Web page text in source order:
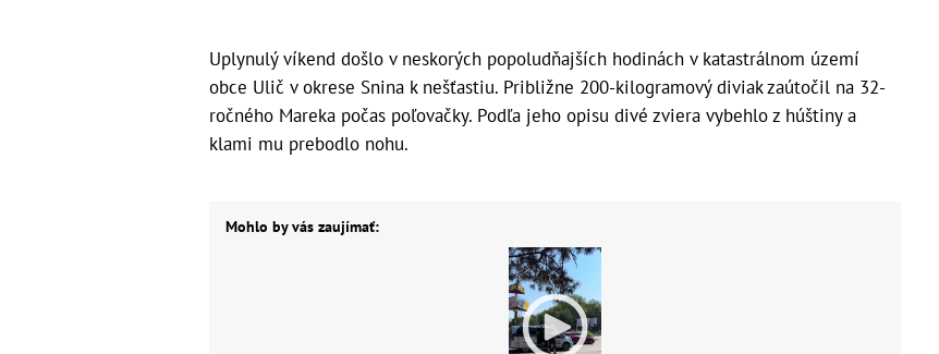
Uplynulý víkend došlo v neskorých popoludňajších hodinách v katastrálnom území
obce Ulič v okrese Snina k nešťastiu. Približne 200-kilogramový diviak zaútočil na 32-
ročného Mareka počas poľovačky. Podľa jeho opisu divé zviera vybehlo z húštiny a
klami mu prebodlo nohu.
Mohlo by vás zaujímať: